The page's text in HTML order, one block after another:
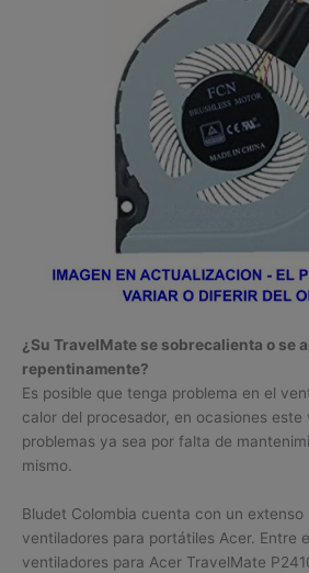
¿Su TravelMate se sobrecalienta o se
repentinamente?
Es posible que tenga problema en el
calor del procesador, en ocasiones
problemas ya sea por falta de
mismo.
Bludet Colombia cuenta con un extenso
ventiladores para portátiles Acer. Entre
ventiladores para Acer TravelMate